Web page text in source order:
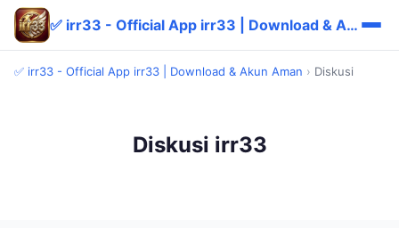
✅ irr33 - Official App irr33 | Download & Akun Aman
✅ irr33 - Official App irr33 | Download & Akun Aman › Diskusi
Diskusi irr33